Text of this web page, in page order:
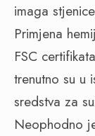
imaga
Primjena
FSC
trenutno su u
sredstva za
Neophodno